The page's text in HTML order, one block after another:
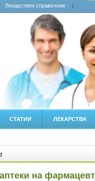
Лекарствен справочник
СТАТИИ ЛЕКАРСТВА
на